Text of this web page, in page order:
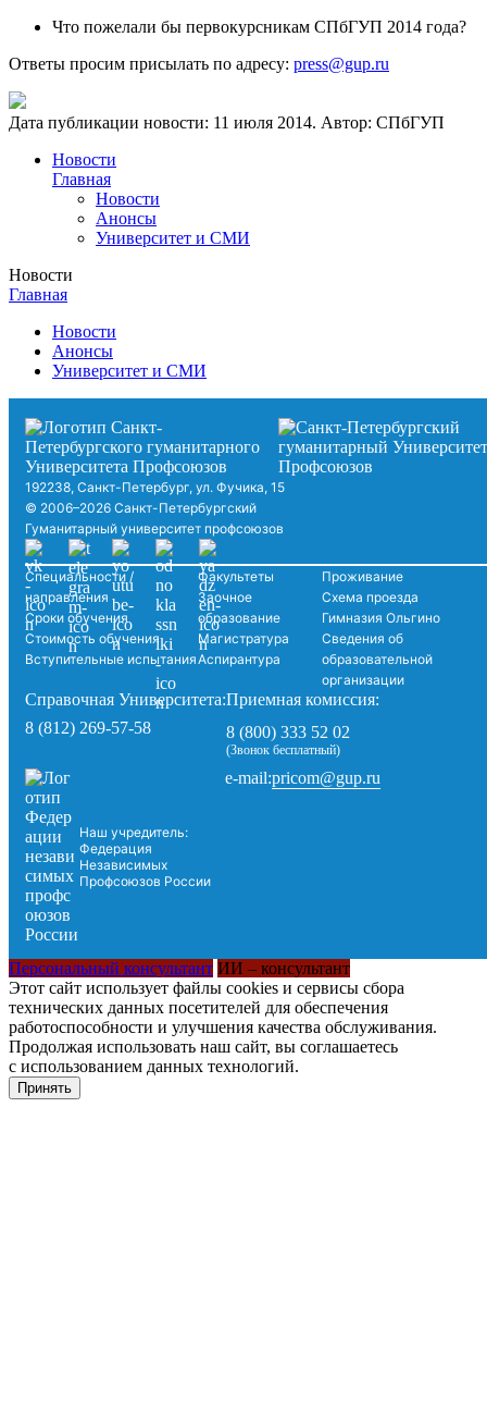
Что пожелали бы первокурсникам СПбГУП 2014 года?
Ответы просим присылать по адресу: press@gup.ru
Дата публикации новости: 11 июля 2014. Автор: СПбГУП
Новости
Главная
Новости
Анонсы
Университет и СМИ
Новости
Главная
Новости
Анонсы
Университет и СМИ
192238, Санкт-Петербург, ул. Фучика, 15
© 2006–2026 Санкт-Петербургский
Гуманитарный университет профсоюзов
Специальности /
направления
Сроки обучения
Стоимость обучения
Вступительные испытания
Факультеты
Заочное
образование
Магистратура
Аспирантура
Проживание
Схема проезда
Гимназия Ольгино
Сведения об
образовательной
организации
Справочная Университета:
8 (812) 269-57-58
Приемная комиссия:
8 (800) 333 52 02
(Звонок бесплатный)
Наш учредитель:
Федерация
Независимых
Профсоюзов России
e-mail:pricom@gup.ru
Персональный консультант ИИ – консультант
Этот сайт использует файлы cookies и сервисы сбора
технических данных посетителей для обеспечения
работоспособности и улучшения качества обслуживания.
Продолжая использовать наш сайт, вы соглашаетесь
с использованием данных технологий.
Принять